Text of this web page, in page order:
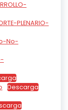
PLENARIO-
No-
Descarga